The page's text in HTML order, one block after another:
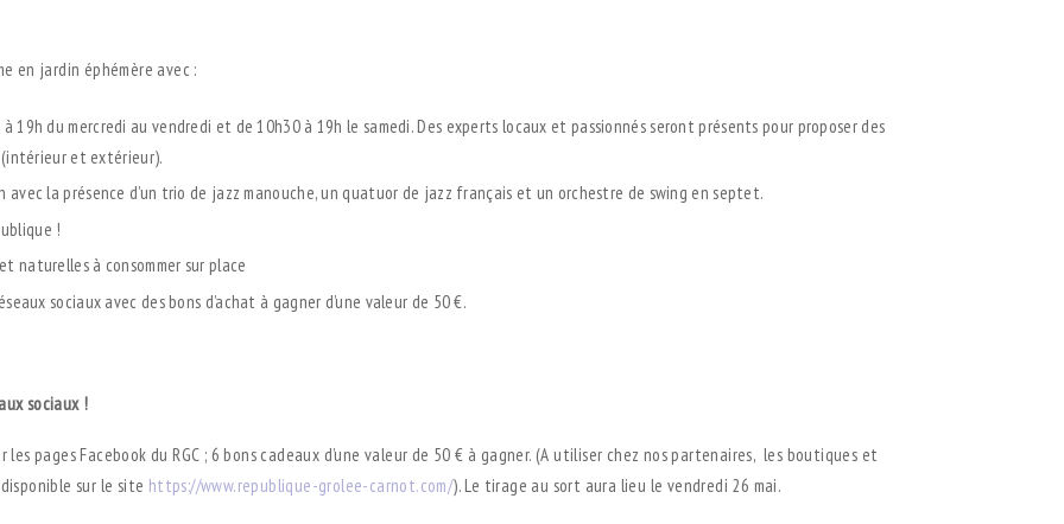
en jardin éphémère avec :
19h du mercredi au vendredi et de 10h30 à 19h le samedi. Des experts locaux et passionnés seront présents pour proposer des
(intérieur et extérieur).
avec la présence d’un trio de jazz manouche, un quatuor de jazz français et un orchestre de swing en septet.
!
naturelles à consommer sur place
sociaux avec des bons d’achat à gagner d’une valeur de 50 €.
sociaux !
pages Facebook du RGC ; 6 bons cadeaux d’une valeur de 50 € à gagner. (A utiliser chez nos partenaires, les boutiques et
sur le site https://www.republique-grolee-carnot.com/). Le tirage au sort aura lieu le vendredi 26 mai.